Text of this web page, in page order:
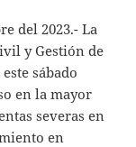
del 2023.- La
y Gestión de
sábado
en la mayor
severas en
en